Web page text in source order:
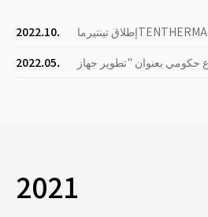
2022.10.
إطلاق تينتيرماTENTHERMA
2022.05.
2021